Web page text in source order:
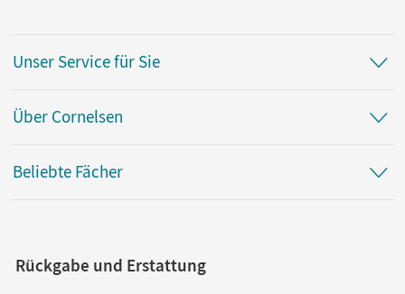
Unser Service für Sie
Über Cornelsen
Beliebte Fächer
Rückgabe und Erstattung